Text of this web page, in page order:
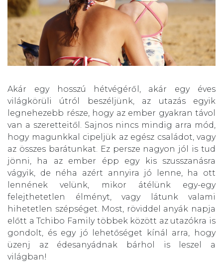
Akár egy hosszú hétvégéről, akár egy éves
világkörüli útról beszéljünk, az utazás egyik
legnehezebb része, hogy az ember gyakran távol
van a szeretteitől. Sajnos nincs mindig arra mód,
hogy magunkkal cipeljük az egész családot, vagy
az összes barátunkat. Ez persze nagyon jól is tud
jönni, ha az ember épp egy kis szusszanásra
vágyik, de néha azért annyira jó lenne, ha ott
lennének velünk, mikor átélünk egy-egy
felejthetetlen élményt, vagy látunk valami
hihetetlen szépséget. Most, röviddel anyák napja
előtt a Tchibo Family többek között az utazókra is
gondolt, és egy jó lehetőséget kínál arra, hogy
üzenj az édesanyádnak bárhol is leszel a
világban!